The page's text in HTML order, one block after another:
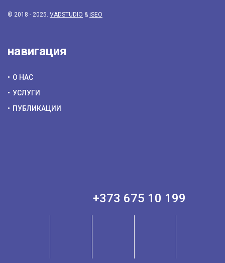
© 2018 - 2025. VADSTUDIO & iSEO
навигация
О НАС
УСЛУГИ
ПУБЛИКАЦИИ
+373 675 10 199